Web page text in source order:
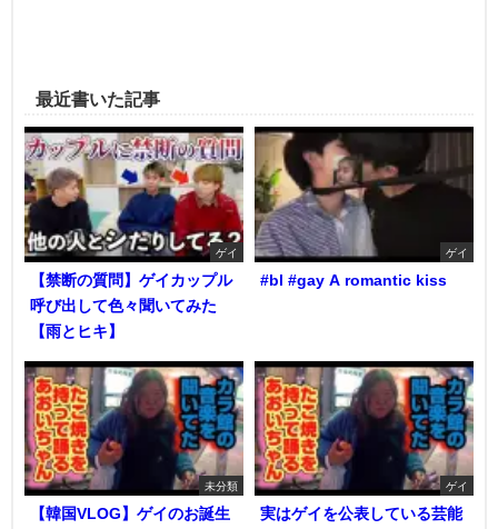
最近書いた記事
ゲイ
【禁断の質問】ゲイカップル
呼び出して色々聞いてみた
【雨とヒキ】
ゲイ
#bl #gay A romantic kiss
未分類
【韓国VLOG】ゲイのお誕生
ゲイ
実はゲイを公表している芸能